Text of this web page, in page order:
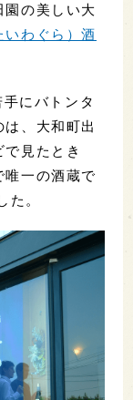
園の美しい大
いわぐら）酒
にバトンタ
、大和町出
見たとき
唯一の酒蔵で
た。